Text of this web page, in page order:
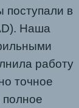
поступали в
Наша
работу
точное
полное